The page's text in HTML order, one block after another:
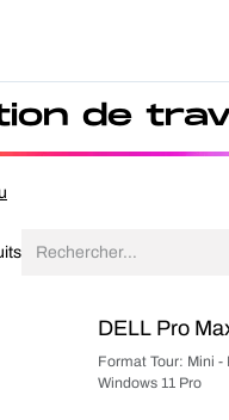
de
DELL Pro
Format Tour: Mini -
Windows 11 Pro